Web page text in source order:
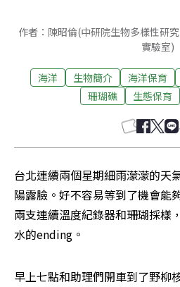
作者：陳昭倫(中研院生物多樣性研
實驗室)
海洋 生物簡介 海洋保育
珊瑚礁
生態保育
台北連續兩個星期細雨濛濛的天
陽露臉。好不容易等到了機會能
兩支連續溫度紀錄器和珊瑚採樣
水的ending。
早上七點和助理們開車到了野柳